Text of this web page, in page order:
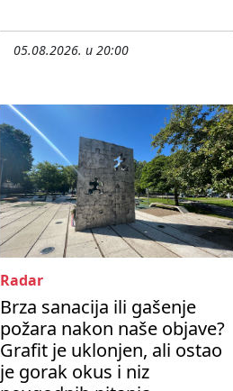
05.08.2026. u 20:00
Radar
Brza sanacija ili gašenje
požara nakon naše objave?
Grafit je uklonjen, ali ostao
je gorak okus i niz